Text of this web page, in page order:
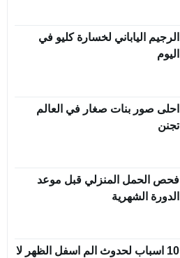
الرجيم الياباني لخسارة كليو في
اليوم
احلى صور بنات صغار في العالم
تجنن
فحص الحمل المنزلي قبل موعد
الدورة الشهرية
10 اسباب لحدوث الم اسفل الظهر لا